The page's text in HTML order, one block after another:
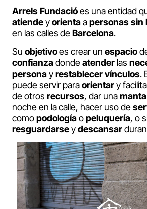
Arrels Fundacióes una entidad
atiendeyorientaapersonassin
en las calles deBarcelona.
Su objetivoes crear un espacio
confianzadondeatender las
personayrestablecer vínculos.
puede servir paraorientary
de otros recursos, dar unamanta
noche en la calle, hacer uso de
comopodologíaopeluquería, o
resguardarseydescansar